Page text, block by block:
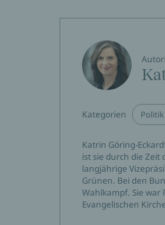
Kategorien
Katrin Göring-
ist sie durch die Zeit
langjährige
Grünen. Bei den
Wahlkampf. Sie war
Evangelischen